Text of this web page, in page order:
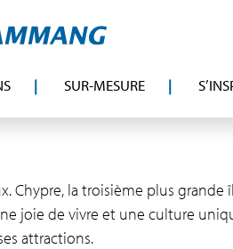
SUR-MESURE
Chypre, la troisième plus
joie de vivre et une culture
attractions.